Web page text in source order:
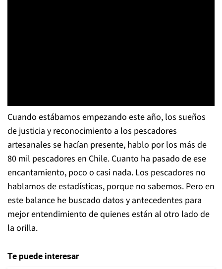
Cuando estábamos empezando este año, los sueños
de justicia y reconocimiento a los pescadores
artesanales se hacían presente, hablo por los más de
80 mil pescadores en Chile. Cuanto ha pasado de ese
encantamiento, poco o casi nada. Los pescadores no
hablamos de estadísticas, porque no sabemos. Pero en
este balance he buscado datos y antecedentes para
mejor entendimiento de quienes están al otro lado de
la orilla.
Te puede interesar